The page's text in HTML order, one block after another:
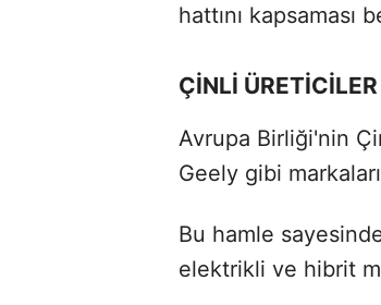
hattını kapsaması
ÇİNLİ
Avrupa Birliği'nin
Geely gibi
Bu hamle
elektrikli ve hibrit